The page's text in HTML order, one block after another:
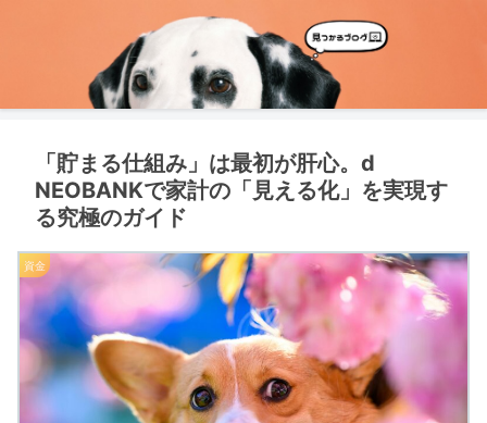
「貯まる仕組み」は最初が肝心。d
NEOBANKで家計の「見える化」を実現す
る究極のガイド
資金